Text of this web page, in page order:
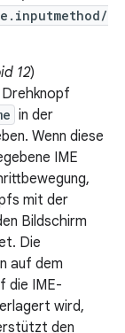
12)
Drehknopf
in der
Wenn diese
IME
mit der
Bildschirm
Die
auf dem
die IME-
wird,
den